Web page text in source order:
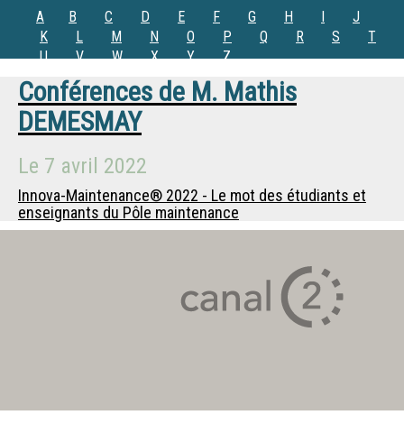
A B C D E F G H I
J
K
L M N O P Q R S
T
U
V W X Y Z
Conférences de M. Mathis
DEMESMAY
Le 7 avril 2022
Innova-Maintenance® 2022 - Le mot des étudiants et
enseignants du Pôle maintenance